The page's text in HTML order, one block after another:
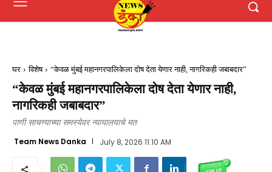
घर विशेष “केवळ मुंबई महानगरपालिकेला दोष देता येणार नाही, नागरिकही जबाबदार”
“केवळ मुंबई महानगरपालिकेला दोष देता येणार नाही,
नागरिकही जबाबदार”
पाणी साचण्याच्या समस्येवर न्यायालयाचे मत
Team News Danka July 8, 2026 11:10 AM